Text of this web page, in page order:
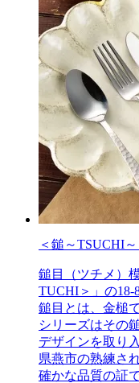
＜鎚～TSUCHI
鎚目（ツチメ）
TUCHI＞」の18-
鎚目とは、金槌
シリーズはその
デザインを取り
県燕市の熟練さ
確かな品質の証